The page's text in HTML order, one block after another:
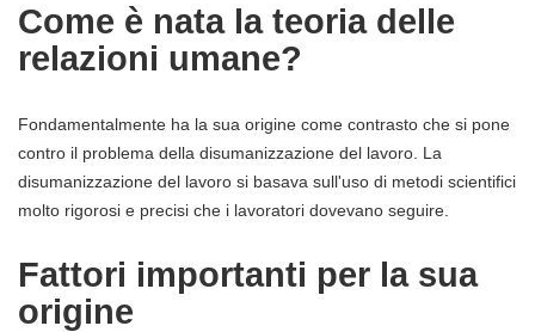
Come è nata la teoria delle
relazioni umane?
Fondamentalmente ha la sua origine come contrasto che si pone
contro il problema della disumanizzazione del lavoro. La
disumanizzazione del lavoro si basava sull'uso di metodi scientifici
molto rigorosi e precisi che i lavoratori dovevano seguire.
Fattori importanti per la sua
origine